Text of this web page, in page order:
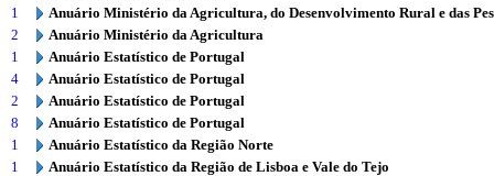
1
Anuário Ministério da Agricultura, do Desenvolvimento Rural e das
2
Anuário Ministério da Agricultura
1
Anuário Estatístico de Portugal
4
Anuário Estatístico de Portugal
2
Anuário Estatístico de Portugal
8
Anuário Estatístico de Portugal
1
Anuário Estatístico da Região Norte
1
Anuário Estatístico da Região de Lisboa e Vale do Tejo